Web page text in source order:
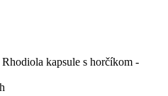
kapsule s horčíkom -